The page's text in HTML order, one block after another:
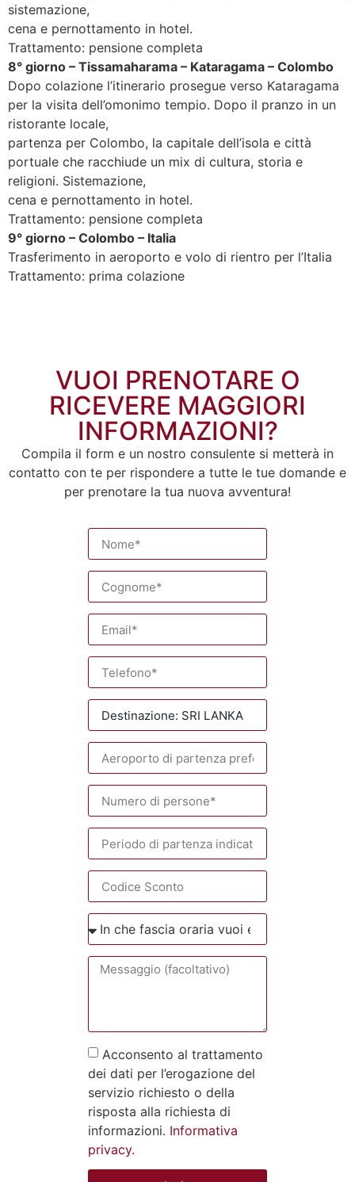
sistemazione,
cena e pernottamento in hotel.
Trattamento: pensione completa
8° giorno – Tissamaharama – Kataragama – Colombo
Dopo colazione l’itinerario prosegue verso Kataragama
per la visita dell’omonimo tempio. Dopo il pranzo in un
ristorante locale,
partenza per Colombo, la capitale dell’isola e città
portuale che racchiude un mix di cultura, storia e
religioni. Sistemazione,
cena e pernottamento in hotel.
Trattamento: pensione completa
9° giorno – Colombo – Italia
Trasferimento in aeroporto e volo di rientro per l’Italia
Trattamento: prima colazione
VUOI PRENOTARE O
RICEVERE MAGGIORI
INFORMAZIONI?
Compila il form e un nostro consulente si metterà in
contatto con te per rispondere a tutte le tue domande e
per prenotare la tua nuova avventura!
Acconsento al trattamento
dei dati per l’erogazione del
servizio richiesto o della
risposta alla richiesta di
informazioni. Informativa
privacy.